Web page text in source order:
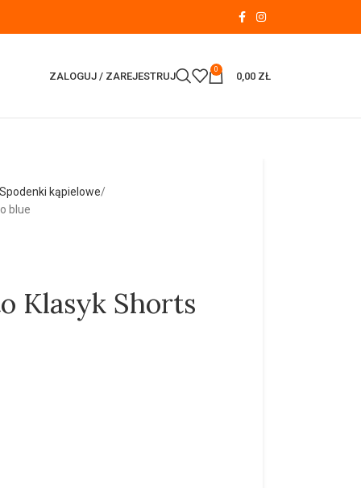
ZALOGUJ / ZAREJESTRUJ
0
0,00 ZŁ
kąpielowe
blue
Klasyk Shorts